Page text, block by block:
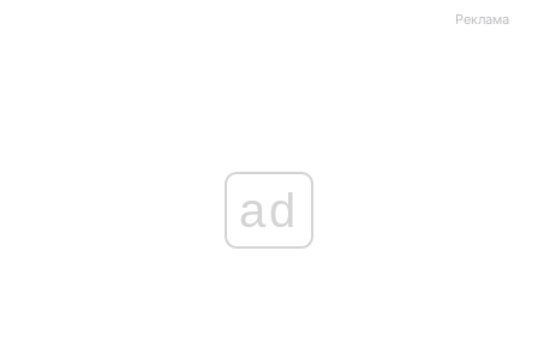
Реклама
ad